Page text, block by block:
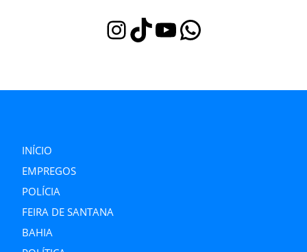
InstagramTikTok Youtube WhatsApp
INÍCIO
EMPREGOS
POLÍCIA
FEIRA DE SANTANA
BAHIA